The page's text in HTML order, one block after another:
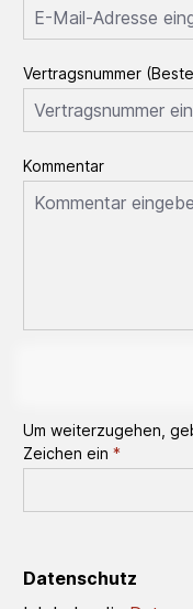
Vertragsnummer
Kommentar
Um weiterzugehen,
Zeichen ein *
Datenschutz